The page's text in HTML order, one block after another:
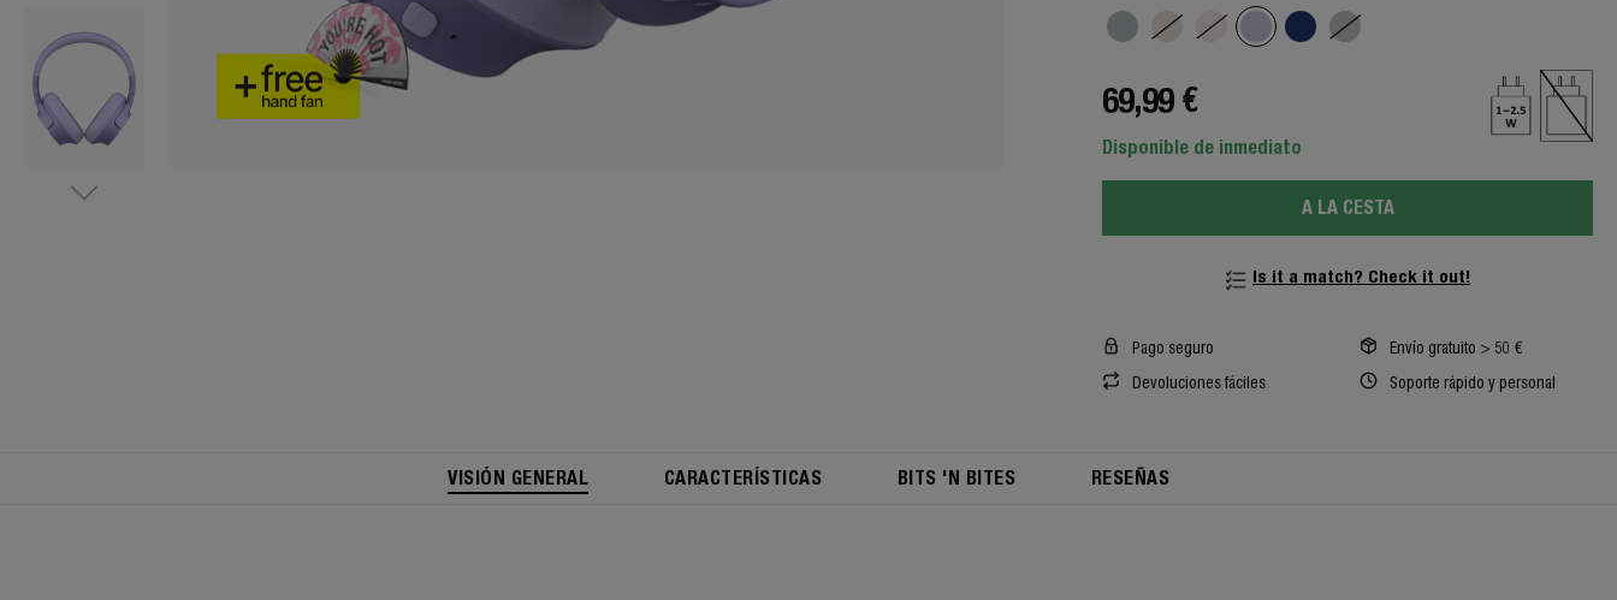
69,99 €
Disponible de inmediato
A LA CESTA
Is it a match? Check it out!
Pago seguro
Envío gratuito > 50 €
Devoluciones fáciles
Soporte rápido y personal
VISIÓN GENERAL CARACTERÍSTICAS BITS 'N BITES RESEÑAS